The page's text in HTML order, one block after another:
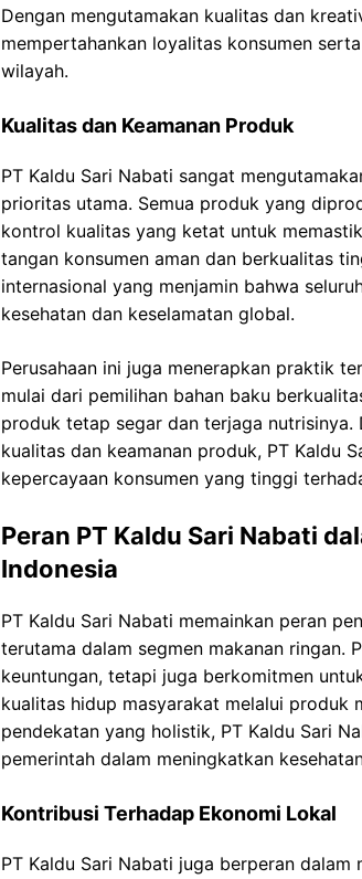
Dengan mengutamakan kualitas dan
mempertahankan loyalitas konsumen
wilayah.
Kualitas dan Keamanan Produk
PT Kaldu Sari Nabati sangat
prioritas utama. Semua produk yang
kontrol kualitas yang ketat untuk
tangan konsumen aman dan berkualitas
internasional yang menjamin bahwa
kesehatan dan keselamatan global.
Perusahaan ini juga menerapkan praktik
mulai dari pemilihan bahan baku
produk tetap segar dan terjaga
kualitas dan keamanan produk, PT Kaldu
kepercayaan konsumen yang tinggi
Peran PT Kaldu Sari Nabati
Indonesia
PT Kaldu Sari Nabati memainkan peran
terutama dalam segmen makanan ringan.
keuntungan, tetapi juga berkomitmen
kualitas hidup masyarakat melalui produk
pendekatan yang holistik, PT Kaldu Sari
pemerintah dalam meningkatkan
Kontribusi Terhadap Ekonomi Lokal
PT Kaldu Sari Nabati juga berperan